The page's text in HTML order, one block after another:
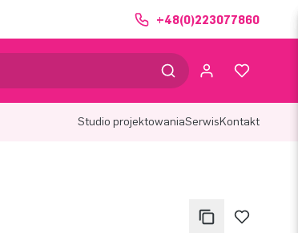
+48(0)223077860
Studio projektowaniaSerwisKontakt